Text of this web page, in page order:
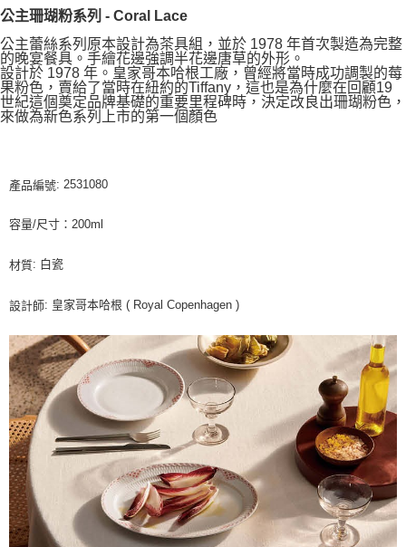
公主珊瑚粉系列 - Coral Lace
公主蕾絲系列原本設計為茶具組，並於 1978 年首次製造為完整
的晚宴餐具。手繪花邊強調半花邊唐草的外形。
設計於 1978 年。皇家哥本哈根工廠，曾經將當時成功調製的莓
果粉色，賣給了當時在紐約的Tiffany，這也是為什麼在回顧19
世紀這個奠定品牌基礎的重要里程碑時，決定改良出珊瑚粉色，
來做為新色系列上市的第一個顏色
產品編號: 2531080
容量/尺寸：200ml
材質: 白瓷
設計師: 皇家哥本哈根 ( Royal Copenhagen )